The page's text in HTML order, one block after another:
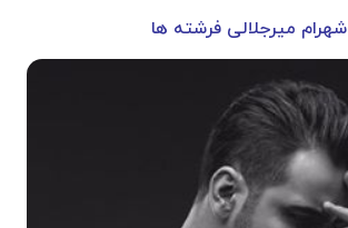
شهرام میرجلالی فرشته ها